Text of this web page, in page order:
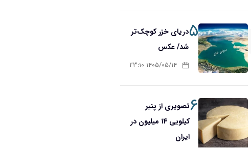
۵دریای خزر کوچک‌تر
شد/ عکس
۱۴۰۵/۰۵/۱۴ ۲۳:۱۰
۶تصویری از پنیر
کیلویی ۱۴ میلیون در
ایران